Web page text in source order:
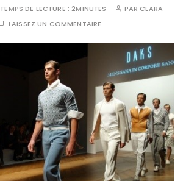
TEMPS DE LECTURE :2MINUTES PAR CLARA
LAISSEZ UN COMMENTAIRE